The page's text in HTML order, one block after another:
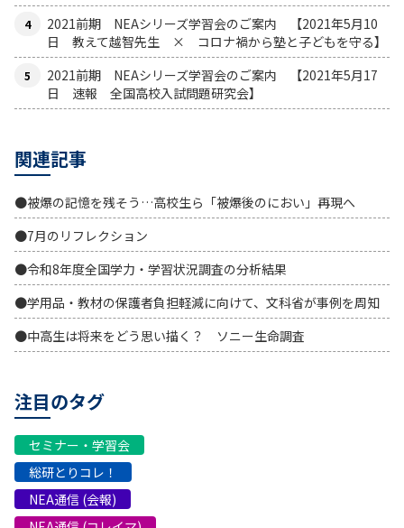
2021前期 NEAシリーズ学習会のご案内 【2021年5月10
日 教えて越智先生 × コロナ禍から塾と子どもを守る】
2021前期 NEAシリーズ学習会のご案内 【2021年5月17
日 速報 全国高校入試問題研究会】
関連記事
●被爆の記憶を残そう…高校生ら「被爆後のにおい」再現へ
●7月のリフレクション
●令和8年度全国学力・学習状況調査の分析結果
●学用品・教材の保護者負担軽減に向けて、文科省が事例を周知
●中高生は将来をどう思い描く？ ソニー生命調査
注目のタグ
セミナー・学習会
総研とりコレ！
NEA通信 (会報)